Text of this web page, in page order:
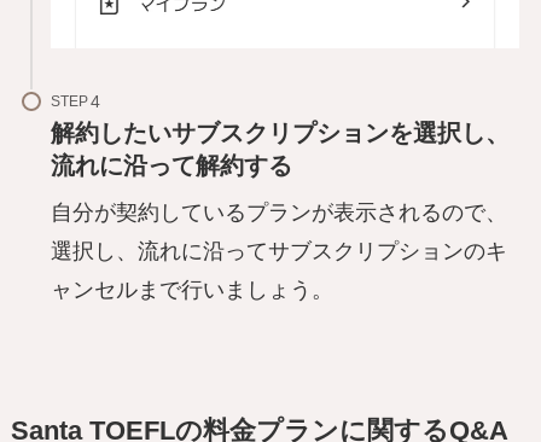
STEP
解約したいサブスクリプションを選択し、
流れに沿って解約する
自分が契約しているプランが表示されるので、
選択し、流れに沿ってサブスクリプションのキ
ャンセルまで行いましょう。
Santa TOEFLの料金プランに関するQ&A